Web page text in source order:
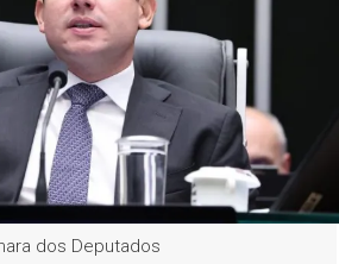
dos Deputados